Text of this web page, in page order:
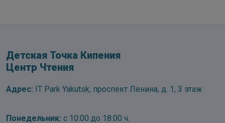
Детская Точка Кипения
Центр Чтения
Адрес: IT Park Yakutsk, проспект Ленина, д. 1, 3 этаж
Понедельник: с 10:00 до 18:00 ч.